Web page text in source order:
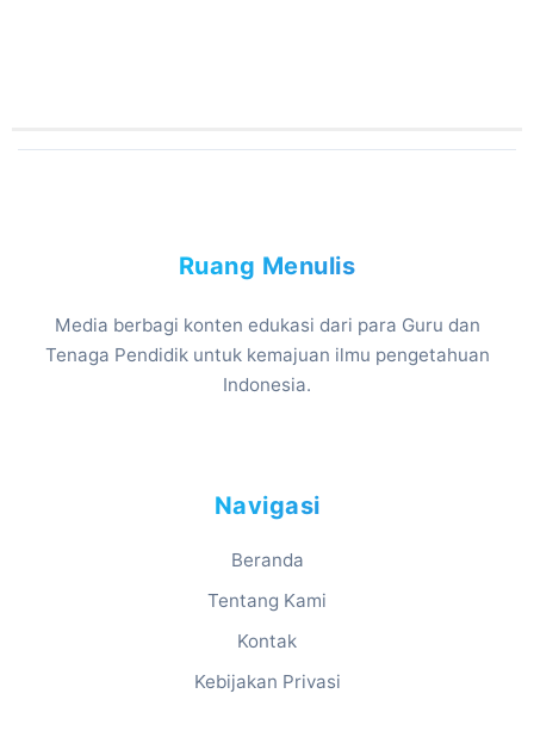
Ruang Menulis
Media berbagi konten edukasi dari para Guru dan
Tenaga Pendidik untuk kemajuan ilmu pengetahuan
Indonesia.
Navigasi
Beranda
Tentang Kami
Kontak
Kebijakan Privasi